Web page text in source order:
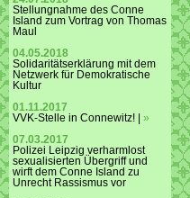
Stellungnahme des Conne
Island zum Vortrag von Thomas
Maul
04.05.2018
Solidaritätserklärung mit dem
Netzwerk für Demokratische
Kultur
01.11.2017
VVK-Stelle in Connewitz! | »
07.03.2017
Polizei Leipzig verharmlost
sexualisierten Übergriff und
wirft dem Conne Island zu
Unrecht Rassismus vor